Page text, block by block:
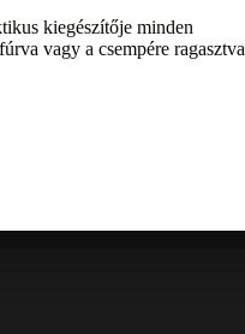
kiegészítője minden
vagy a csempére ragasztva